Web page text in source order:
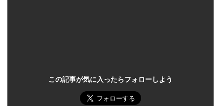
この記事が気に入ったらフォローしよう